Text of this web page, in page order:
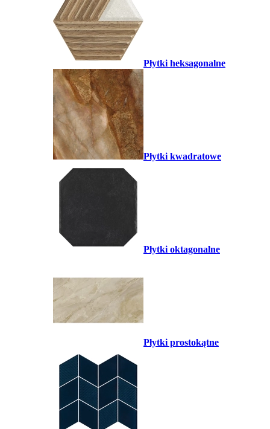
Płytki heksagonalne
Płytki kwadratowe
Płytki oktagonalne
Płytki prostokątne